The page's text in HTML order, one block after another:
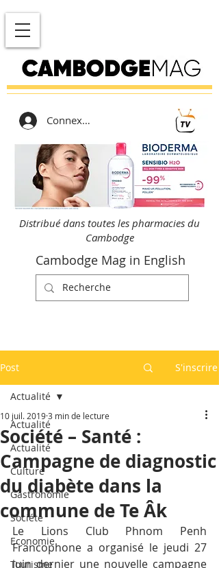
Connexion
Distribué dans toutes les pharmacies du
Cambodge
Cambodge Mag in English
Post S'inscrire
Actualité
Actualité
Culture
Gastronomie
Société
Economie
Tourisme
Actualité
Société – Santé :
Campagne de diagnostic
du diabète dans la
commune de Te Âk
10 juil. 20193 min de lecture
Le Lions Club Phnom Penh
Francophone a organisé le jeudi 27
juin dernier une nouvelle campagne